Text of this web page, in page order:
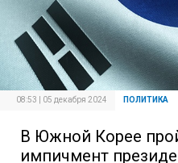
08:53 | 05 декабря 2024 ПОЛИТИКА
В Южной Корее
импичмент